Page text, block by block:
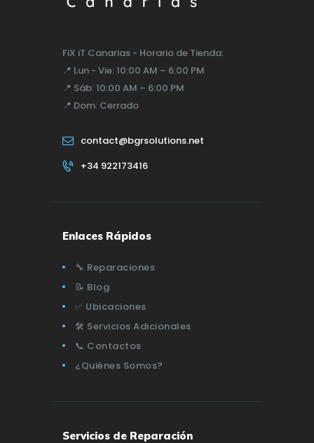
FiX iT Canarias - Horario de Tienda:
📍 Lun - Vie: 10:00 AM – 6:00 PM
📍 Sáb: 10:00 AM – 6:00 PM
📍 Dom: Cerrado
contact@bgrsolutions.net
+34 922173416
Enlaces Rápidos
🔧 Reparaciones
📝 Blog
✅ Ubicaciones
🛠️ Servicios Adicionales
📞 Contactos
¿Quiénes Somos?
Servicios de Reparación